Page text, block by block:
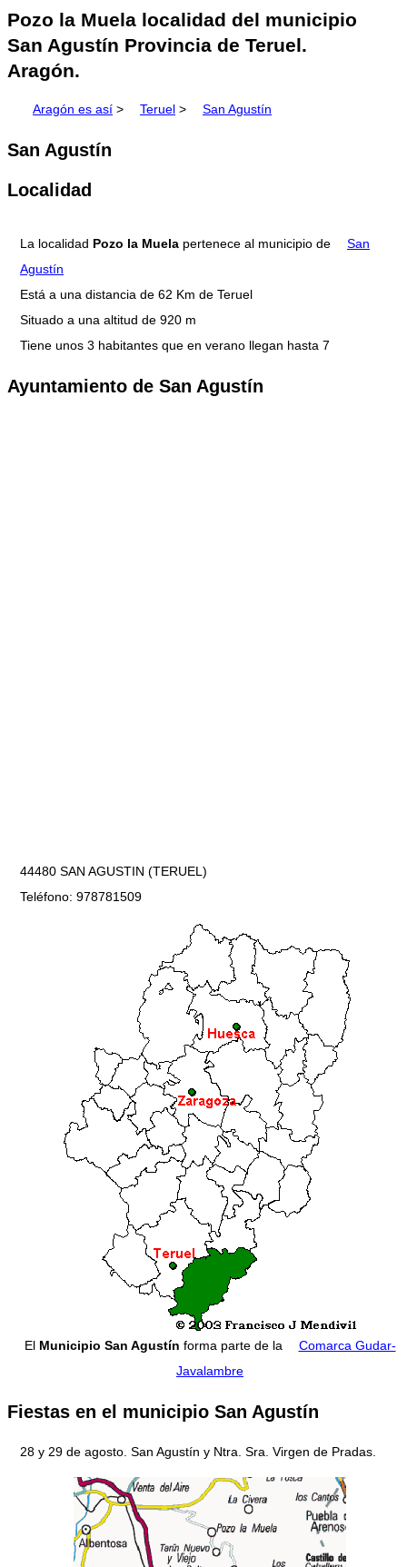
Pozo la Muela localidad del municipio
San Agustín Provincia de Teruel.
Aragón.
Aragón es así > Teruel > San Agustín
San Agustín
Localidad
La localidad Pozo la Muela pertenece al municipio de
San
Agustín
Está a una distancia de 62 Km de Teruel
Situado a una altitud de 920 m
Tiene unos 3 habitantes que en verano llegan hasta 7
Ayuntamiento de San Agustín
44480 SAN AGUSTIN (TERUEL)
Teléfono: 978781509
El Municipio San Agustín forma parte de la
Comarca Gudar-
Javalambre
Fiestas en el municipio San Agustín
28 y 29 de agosto. San Agustín y Ntra. Sra. Virgen de Pradas.